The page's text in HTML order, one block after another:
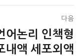
다음
어논리 인책형
내액 세포외액